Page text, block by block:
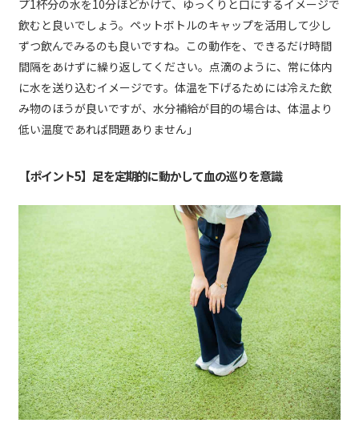
プ1杯分の水を10分ほどかけて、ゆっくりと口にするイメージで
飲むと良いでしょう。ペットボトルのキャップを活用して少し
ずつ飲んでみるのも良いですね。この動作を、できるだけ時間
間隔をあけずに繰り返してください。点滴のように、常に体内
に水を送り込むイメージです。体温を下げるためには冷えた飲
み物のほうが良いですが、水分補給が目的の場合は、体温より
低い温度であれば問題ありません」
【ポイント5】足を定期的に動かして血の巡りを意識